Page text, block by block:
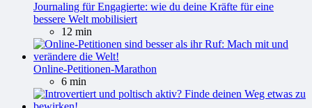
Journaling für Engagierte: wie du deine Kräfte für eine
bessere Welt mobilisiert
12 min
Online-Petitionen-Marathon
6 min